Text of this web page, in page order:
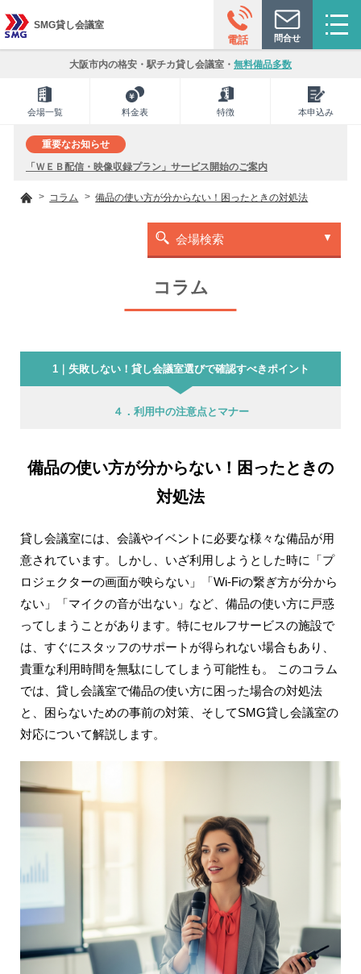
電話 問合せ
SMG貸し会議室
大阪市内の格安・駅チカ貸し会議室・ 無料備品多数
会場一覧 料金表 特徴 本申込み
重要なお知らせ
「ＷＥＢ配信・映像収録プラン」サービス開始のご案内
コラム 備品の使い方が分からない！困ったときの対処法
会場検索
コラム
1｜失敗しない！貸し会議室選びで確認すべきポイント
４．利用中の注意点とマナー
備品の使い方が分からない！困ったときの
対処法
貸し会議室には、会議やイベントに必要な様々な備品が用
意されています。しかし、いざ利用しようとした時に「プ
ロジェクターの画面が映らない」「Wi-Fiの繋ぎ方が分から
ない」「マイクの音が出ない」など、備品の使い方に戸惑
ってしまうことがあります。特にセルフサービスの施設で
は、すぐにスタッフのサポートが得られない場合もあり、
貴重な利用時間を無駄にしてしまう可能性も。 このコラム
では、貸し会議室で備品の使い方に困った場合の対処法
と、困らないための事前の対策、そしてSMG貸し会議室の
対応について解説します。